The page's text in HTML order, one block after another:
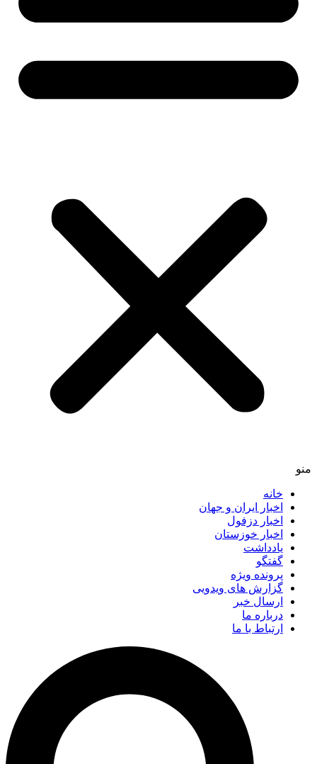
خانه
اخبار ایران و جهان
اخبار دزفول
اخبار خوزستان
یادداشت
گفتگو
پرونده ویژه
گزارش های ویدویی
ارسال خبر
درباره ما
ارتباط با ما